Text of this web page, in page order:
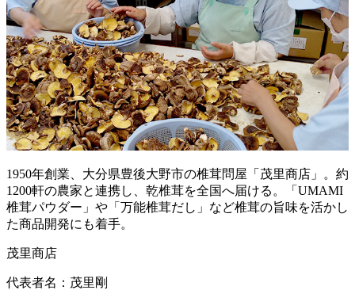
1950年創業、大分県豊後大野市の椎茸問屋「茂里商店」。約
1200軒の農家と連携し、乾椎茸を全国へ届ける。「UMAMI
椎茸パウダー」や「万能椎茸だし」など椎茸の旨味を活かし
た商品開発にも着手。
茂里商店
代表者名： 茂里剛